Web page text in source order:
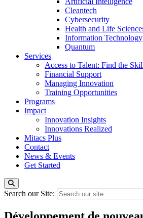
Cleantech
Cybersecurity
Health and Life
Information Technology
Quantum
Services
Access to Talent: Find the
Financial Support
Managing Innovation
Training Opportunities
Programs
Impact
Innovation Insights
Innovations Realized
Mitacs Plus
Contact
News & Events
Get Started
Search our Site: